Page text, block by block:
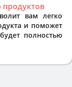
продуктов
вам легко
и поможет
полностью